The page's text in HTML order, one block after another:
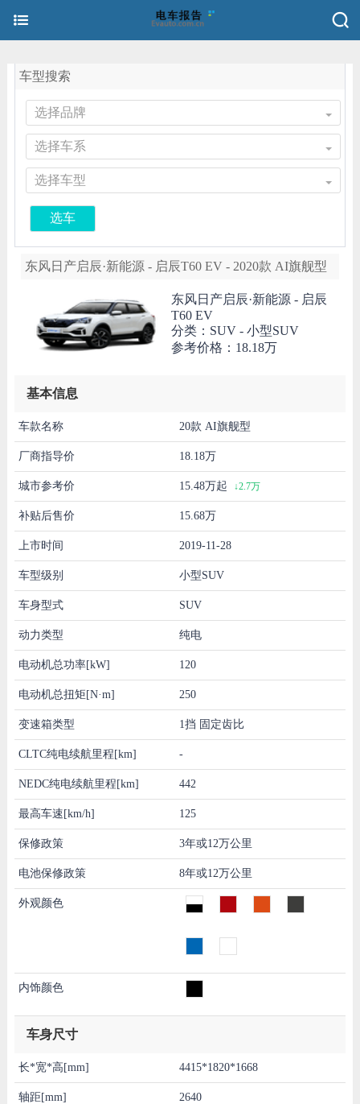
车型搜索
选择品牌
选择车系
选择车型
选车
东风日产启辰·新能源 - 启辰T60 EV - 2020款 AI旗舰型
东风日产启辰·新能源 - 启辰
T60 EV
分类：SUV - 小型SUV
参考价格： 18.18万
基本信息
车款名称 20款 AI旗舰型
厂商指导价 18.18万
城市参考价 15.48万起 ↓2.7万
补贴后售价 15.68万
上市时间 2019-11-28
车型级别 小型SUV
车身型式 SUV
动力类型 纯电
电动机总功率[kW] 120
电动机总扭矩[N·m] 250
变速箱类型 1挡 固定齿比
CLTC纯电续航里程[km] -
NEDC纯电续航里程[km] 442
最高车速[km/h] 125
保修政策 3年或12万公里
电池保修政策 8年或12万公里
外观颜色
内饰颜色
车身尺寸
长*宽*高[mm] 4415*1820*1668
轴距[mm] 2640